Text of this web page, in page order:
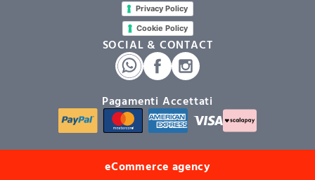
Privacy Policy
Cookie Policy
SOCIAL & CONTACT
Pagamenti Accettati
eCommerce agency